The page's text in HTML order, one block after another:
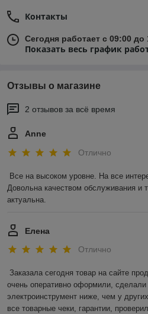
Контакты
Сегодня работает с 09:00 до
Показать весь график
Отзывы о магазине
2 отзывов за всё время
Anne
Отлично
Все на высоком уровне. На все
Довольна качеством обслуживания и
актуальна.
Елена
Отлично
Заказала сегодня товар на сайте
очень оперативно оформили, сделали
электроинструмент ниже, чем у
все товарные чеки, гарантии,